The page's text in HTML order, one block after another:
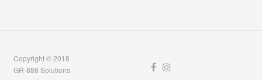
Copyright © 2018
GR-888 Solutions